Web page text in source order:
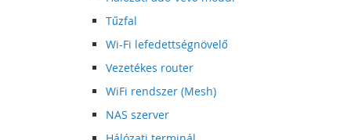
Tűzfal
Wi-Fi lefedettségnövelő
Vezetékes router
WiFi rendszer (Mesh)
NAS szerver